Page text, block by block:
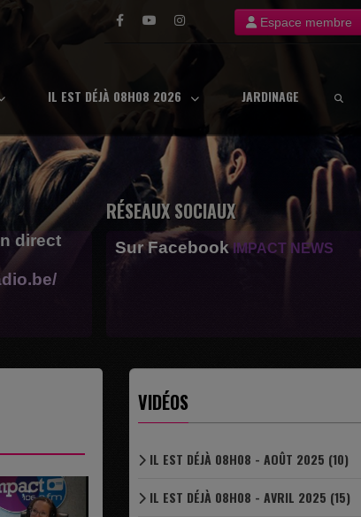
Espace membre
IL EST DÉJÀ 08H08 2026 JARDINAGE
direct
RÉSEAUX SOCIAUX
Sur Facebook IMPACT NEWS
VIDÉOS
IL EST DÉJÀ 08H08 - AOÛT 2025 (10)
IL EST DÉJÀ 08H08 - AVRIL 2025 (15)